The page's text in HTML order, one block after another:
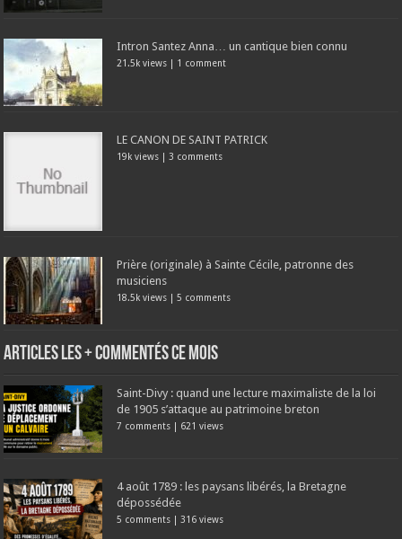
Intron Santez Anna… un cantique bien connu
21.5k views | 1 comment
LE CANON DE SAINT PATRICK
19k views | 3 comments
Prière (originale) à Sainte Cécile, patronne des
musiciens
18.5k views |5 comments
Articles les + commentés ce mois
Saint-Divy : quand une lecture maximaliste de la loi
de 1905 s’attaque au patrimoine breton
7 comments | 621 views
4 août 1789 : les paysans libérés, la Bretagne
dépossédée
5 comments | 316 views